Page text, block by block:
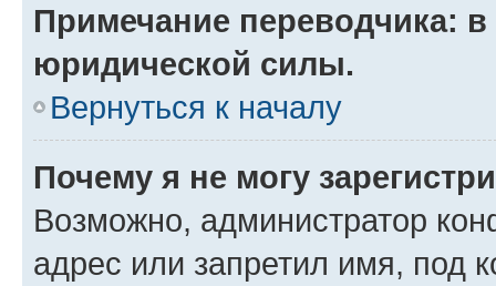
Примечание переводчика:
юридической силы.
Вернуться к началу
Почему я не могу
Возможно, администратор
адрес или запретил имя, под